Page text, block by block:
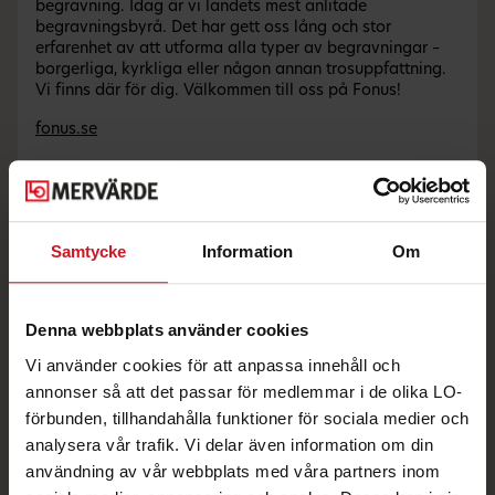
Samtycke Information Om
Denna webbplats använder cookies
Vi använder cookies för att anpassa innehåll och
annonser så att det passar för medlemmar i de olika LO-
förbunden, tillhandahålla funktioner för sociala medier och
analysera vår trafik. Vi delar även information om din
användning av vår webbplats med våra partners inom
begravning. Idag är vi landets mest anlitade
begravningsbyrå. Det har gett oss lång och stor
erfarenhet av att utforma alla typer av begravningar –
borgerliga, kyrkliga eller någon annan trosuppfattning.
Vi finns där för dig. Välkommen till oss på Fonus!
fonus.se
Andra erbjudanden du kanske gillar